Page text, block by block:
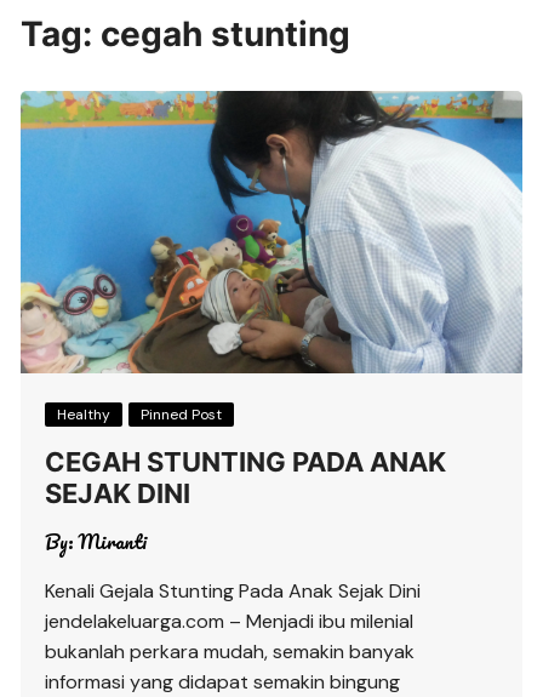
Tag: cegah stunting
Healthy Pinned Post
CEGAH STUNTING PADA ANAK
SEJAK DINI
By:Miranti
Kenali Gejala Stunting Pada Anak Sejak Dini
jendelakeluarga.com – Menjadi ibu milenial
bukanlah perkara mudah, semakin banyak
informasi yang didapat semakin bingung